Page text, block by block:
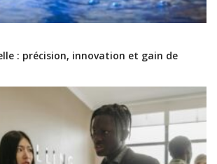
: précision, innovation et gain de